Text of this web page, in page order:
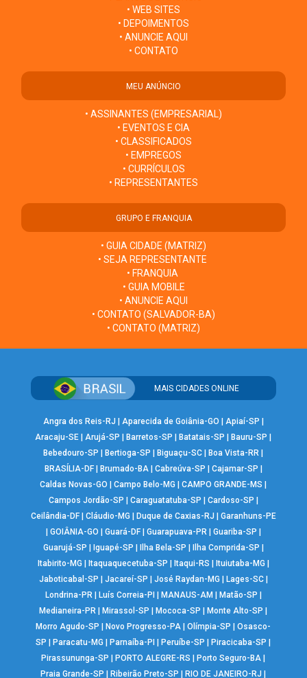
• WEB SITES
• DEPOIMENTOS
• ANUNCIE AQUI
• CONTATO
MEU ANÚNCIO
• ASSINANTES (EMPRESARIAL)
• EVENTOS E CIA
• CLASSIFICADOS
• EMPREGOS
• CURRÍCULOS
• REPRESENTANTES
GRUPO E FRANQUIA
• GUIA CIDADE (MATRIZ)
• SEJA REPRESENTANTE
• FRANQUIA
• GUIA MOBILE
• ANUNCIE AQUI
• CONTATO (SALVADOR-BA)
• CONTATO (MATRIZ)
MAIS CIDADES ONLINE
Angra dos Reis-RJ Aparecida de Goiânia-GO Apiaí-SP
Aracaju-SE |Arujá-SP Barretos-SP Batatais-SP Bauru-SP
Bebedouro-SP
Bertioga-SP Biguaçu-SC Boa Vista-RR
BRASÍLIA-DF| Brumado-BA| Cabreúva-SP Cajamar-SP
Caldas Novas-GO
|Campo Belo-MG |CAMPO GRANDE-MS
Campos Jordão-SP
Caraguatatuba-SP Cardoso-SP
Ceilândia-DF| Cláudio-MG Duque de Caxias-RJ
Garanhuns-PE
GOIÂNIA-GO Guará-DF| Guarapuava-PR| Guariba-SP
Guarujá-SP
Iguapé-SP Ilha Bela-SP Ilha Comprida-SP
Itabirito-MG
Itaquaquecetuba-SP Itaqui-RS Ituiutaba-MG
Jaboticabal-SP
Jacareí-SP José Raydan-MG Lages-SC|
Londrina-PR| Luís Correia-PI MANAUS-AM Matão-SP
Medianeira-PR
Mirassol-SP Mococa-SP Monte Alto-SP
Morro Agudo-SP
Novo Progresso-PA |Olímpia-SP |Osasco-
SP
Paracatu-MG Parnaíba-PI Peruíbe-SP Piracicaba-SP
Pirassununga-SP
PORTO ALEGRE-RS Porto Seguro-BA
Praia Grande-SP
Ribeirão Preto-SP RIO DE JANEIRO-RJ